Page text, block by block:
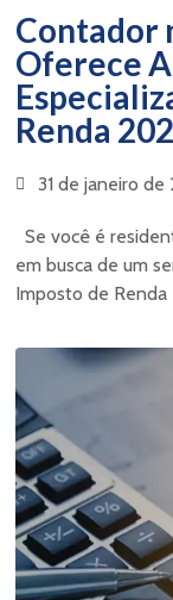
Contador
Oferece
Renda
31 de janeiro
Se você é
em busca de um
Imposto de Renda